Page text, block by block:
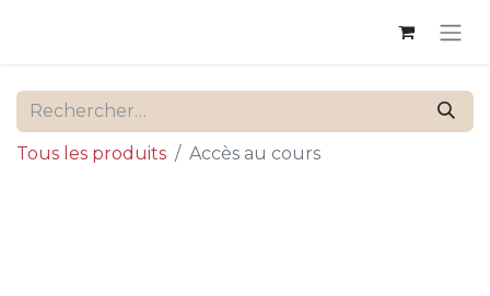
Tous les produits Accès au cours